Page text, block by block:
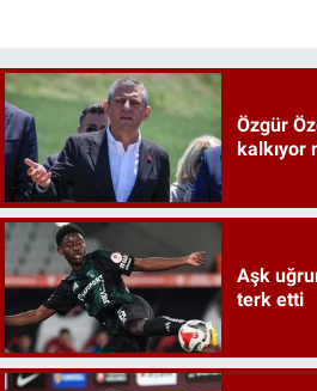
Özgür
kalkıyor
Aşk
terk etti